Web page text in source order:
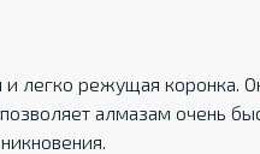
и легко режущая коронка.
алмазам очень